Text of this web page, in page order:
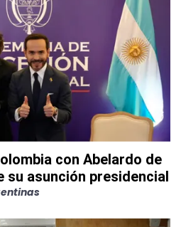
con Abelardo de
su asunción presidencial